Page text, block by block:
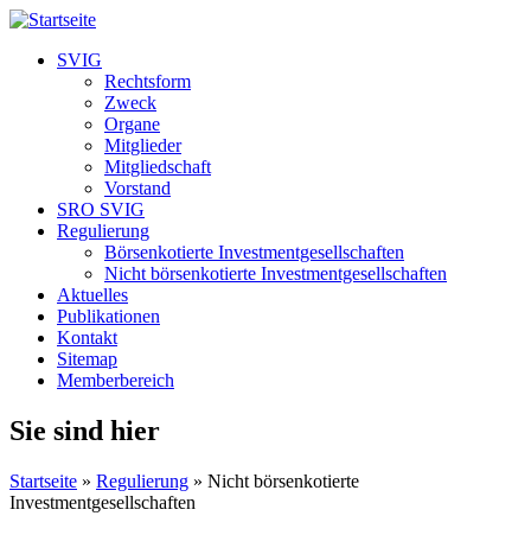
SVIG
Rechtsform
Zweck
Organe
Mitglieder
Mitgliedschaft
Vorstand
SRO SVIG
Regulierung
Börsenkotierte Investmentgesellschaften
Nicht börsenkotierte Investmentgesellschaften
Aktuelles
Publikationen
Kontakt
Sitemap
Memberbereich
Sie sind hier
Startseite » Regulierung » Nicht börsenkotierte
Investmentgesellschaften